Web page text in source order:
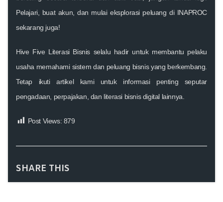
Pelajari, buat akun, dan mulai eksplorasi peluang di INAPROC
sekarang juga!
Hive Five Literasi Bisnis selalu hadir untuk membantu pelaku
usaha memahami sistem dan peluang bisnis yang berkembang.
Tetap ikuti artikel kami untuk informasi penting seputar
pengadaan, perpajakan, dan literasi bisnis digital lainnya.
Post Views: 879
SHARE THIS